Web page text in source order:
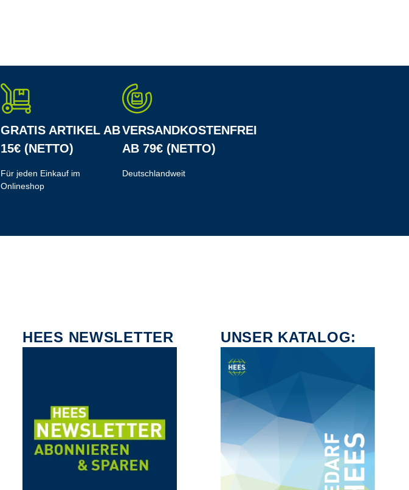
GRATIS ARTIKEL AB
15€ (NETTO)
Für jeden Einkauf im
Onlineshop
VERSANDKOSTENFREI
AB 79€ (NETTO)
Deutschlandweit
HEES NEWSLETTER UNSER KATALOG: